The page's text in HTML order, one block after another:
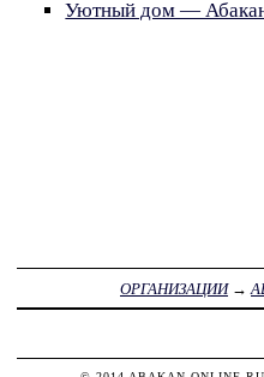
Уютный дом —
ОРГАНИЗАЦИИ→